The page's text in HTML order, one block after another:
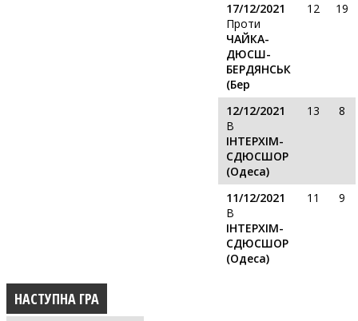
17/12/2021
Проти
ЧАЙКА-
ДЮСШ-
БЕРДЯНСЬК
(Бер
12 19
12/12/2021
В
ІНТЕРХІМ-
СДЮСШОР
(Одеса)
13 8
11/12/2021
В
ІНТЕРХІМ-
СДЮСШОР
(Одеса)
11 9
НАСТУПНА ГРА